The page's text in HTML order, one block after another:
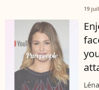
une
19